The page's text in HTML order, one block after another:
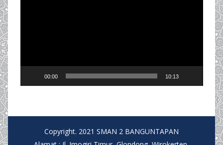
00:00 10:13
Copyright. 2021 SMAN 2 BANGUNTAPAN